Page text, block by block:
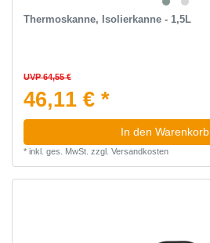
Thermoskanne, Isolierkanne - 1,5L
UVP 64,55 €
46,11 € *
In den Warenkorb
* inkl. ges. MwSt. zzgl. Versandkosten